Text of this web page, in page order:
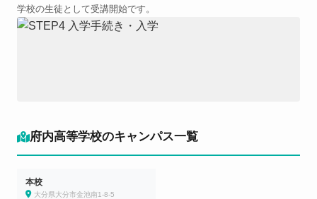
学校の生徒として受講開始です。
府内高等学校のキャンパス一覧
本校
大分県大分市金池南1-8-5